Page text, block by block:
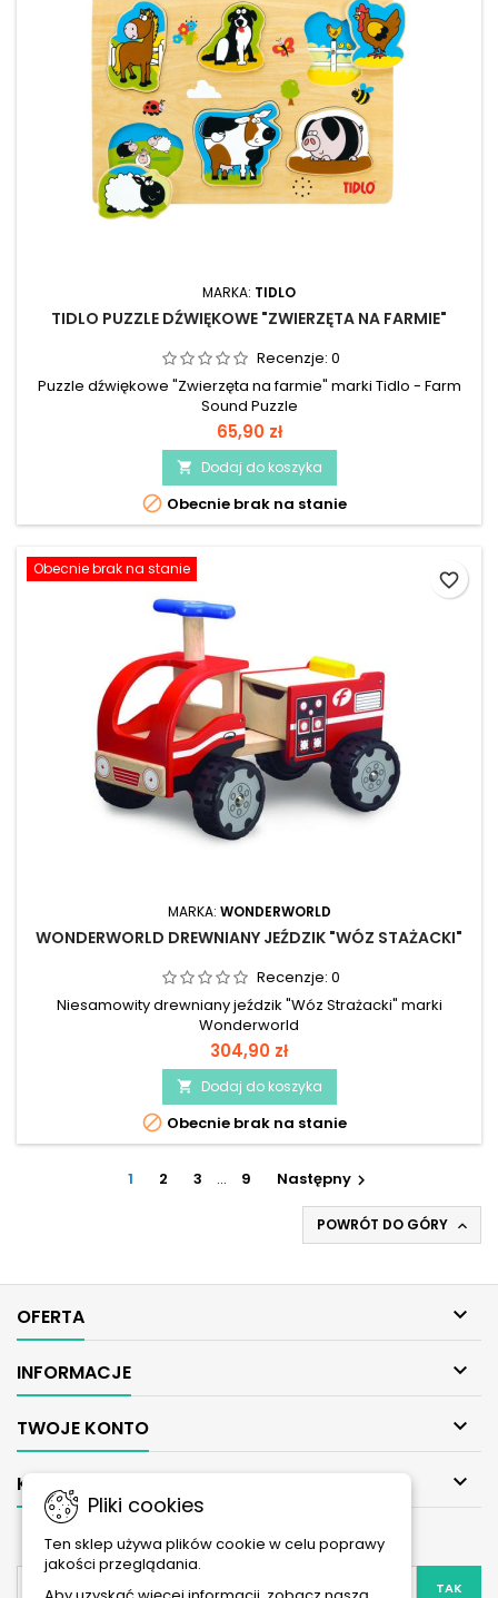
MARKA: TIDLO
TIDLO PUZZLE DŹWIĘKOWE "ZWIERZĘTA NA FARMIE"
Recenzje: 0
Puzzle dźwiękowe "Zwierzęta na farmie" marki Tidlo - Farm
Sound Puzzle
65,90 zł
 Dodaj do koszyka
 Obecnie brak na stanie
Obecnie brak na stanie
MARKA: WONDERWORLD
WONDERWORLD DREWNIANY JEŹDZIK "WÓZ STAŻACKI"
Recenzje: 0
Niesamowity drewniany jeździk "Wóz Strażacki" marki
Wonderworld
304,90 zł
 Dodaj do koszyka
 Obecnie brak na stanie
favorite_border
1 2 3 … 9 Następny
POWRÓT DO GÓRY 
OFERTA 
INFORMACJE 
TWOJE KONTO 
KONTAKT 
Pliki cookies
Ten sklep używa plików cookie w celu poprawy
jakości przeglądania.
NEWSLETTER